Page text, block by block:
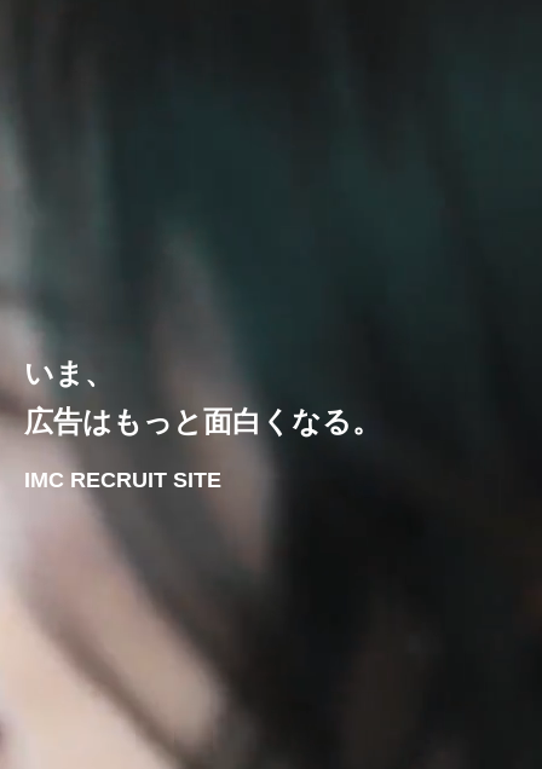
いま、
広告はもっと面白くなる。
IMC RECRUIT SITE